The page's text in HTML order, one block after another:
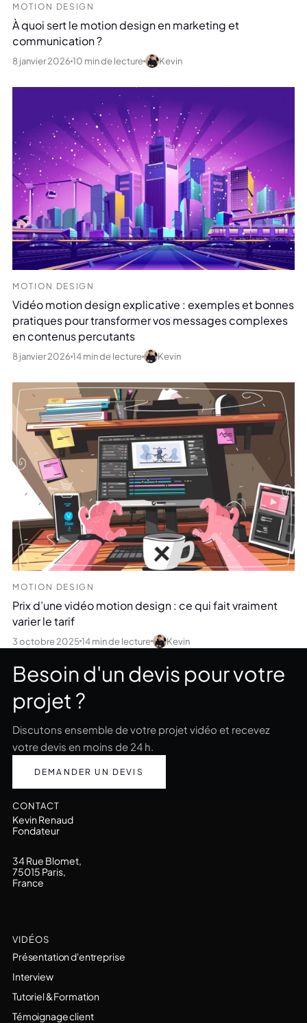
MOTION DESIGN
À quoi sert le motion design en marketing et
communication ?
8 janvier 2026 10 min de lecture Kevin
MOTION DESIGN
Vidéo motion design explicative : exemples et bonnes
pratiques pour transformer vos messages complexes
en contenus percutants
8 janvier 2026 14 min de lecture Kevin
MOTION DESIGN
Prix d’une vidéo motion design : ce qui fait vraiment
varier le tarif
3 octobre 2025 14 min de lecture Kevin
Besoin d'un devis pour votre
projet ?
Discutons ensemble de votre projet vidéo et recevez
votre devis en moins de 24 h.
DEMANDER UN DEVIS
CONTACT
Kevin Renaud
Fondateur
34 Rue Blomet,
75015 Paris,
France
VIDÉOS
Présentation d'entreprise
Interview
Tutoriel & Formation
Témoignage client